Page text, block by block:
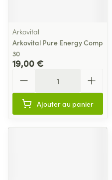
Arkovital
Arkovital Pure Energy Comp
30
19,00 €
Ajouter au panier